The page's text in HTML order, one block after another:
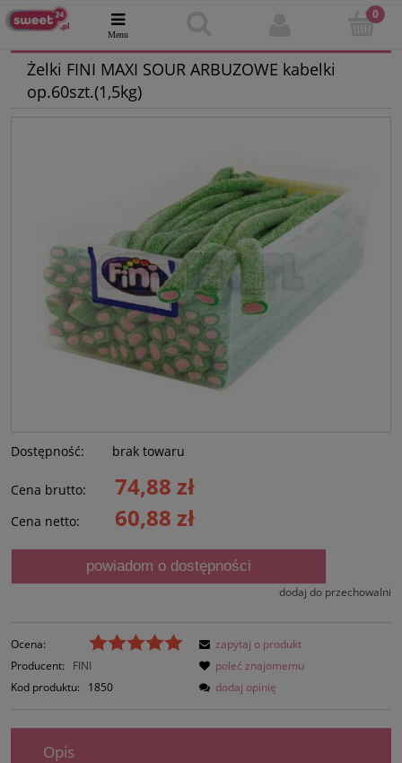
Żelki FINI MAXI SOUR ARBUZOWE kabelki
op.60szt.(1,5kg)
Dostępność: brak towaru
Cena brutto: 74,88 zł
Cena netto: 60,88 zł
powiadom o dostępności
dodaj do przechowalni
Ocena:
Producent:
FINI
Kod produktu:
1850
zapytaj o produkt
poleć znajomemu
dodaj opinię
Opis